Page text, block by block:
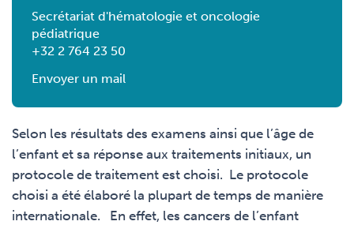
Secrétariat d'hématologie et oncologie
pédiatrique
+32 2 764 23 50
Envoyer un mail
Selon les résultats des examens ainsi que l’âge de
l’enfant et sa réponse aux traitements initiaux, un
protocole de traitement est choisi. Le protocole
choisi a été élaboré la plupart de temps de manière
internationale. En effet, les cancers de l’enfant